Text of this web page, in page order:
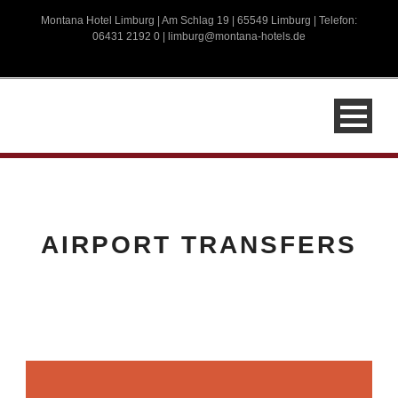
Montana Hotel Limburg | Am Schlag 19 | 65549 Limburg | Telefon:
06431 2192 0 |
limburg@montana-hotels.de
AIRPORT TRANSFERS